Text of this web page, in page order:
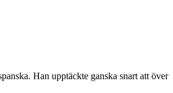
Han upptäckte ganska snart att över